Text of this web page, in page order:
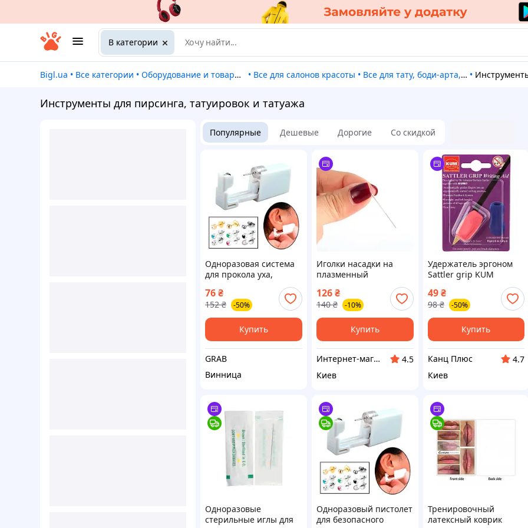
В категории
Bigl.ua • Все категории • Оборудование и товары для предоставления услуг • Все для салонов красоты • Все для тату, боди-арта, пирсинга • Инструменты для
Инструменты для пирсинга, татуировок и татуажа
Популярные Дешевые Дорогие Со скидкой
Одноразовая система
для прокола уха,
пистолет для пирсинга
и сережка
76₴
152 ₴ -50%
Купить
GRAB
Винница
Иголки насадки на
плазменный
126₴
140 ₴ -10%
Купить
Интернет-магазин Восторг Онлайн - товары для различных людей!
4.5
Киев
Удержатель эргоном
Sattler grip KUM
49 ₴
98 ₴ -50%
Купить
Канц Плюс
4.7
Киев
Одноразовые
стерильные иглы для
Одноразовый пистолет
для безопасного
Тренировочный
латексный коврик